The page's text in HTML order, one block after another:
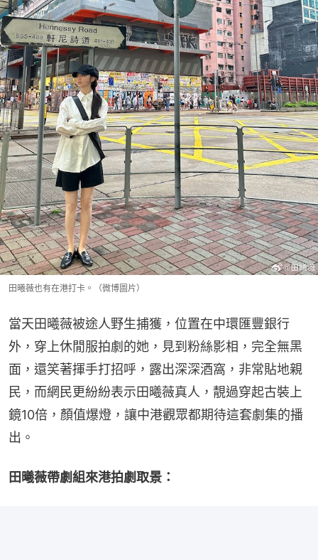
田曦薇也有在港打卡。（微博圖片）
當天田曦薇被途人野生捕獲，位置在中環匯豐銀行
外，穿上休閒服拍劇的她，見到粉絲影相，完全無黑
面，還笑著揮手打招呼，露出深深酒窩，非常貼地親
民，而網民更紛紛表示田曦薇真人，靚過穿起古裝上
鏡10倍，顏值爆燈，讓中港觀眾都期待這套劇集的播
出。
田曦薇帶劇組來港拍劇取景：